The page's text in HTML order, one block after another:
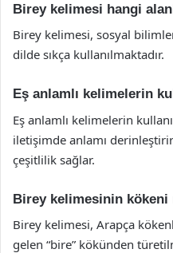
Birey kelimesi hangi
Birey kelimesi, sosyal
dilde sıkça kullanılmaktadır.
Eş anlamlı kelimelerin
Eş anlamlı kelimelerin
iletişimde anlamı
çeşitlilik sağlar.
Birey kelimesinin kökeni
Birey kelimesi, Arapça
gelen “bire” kökünden